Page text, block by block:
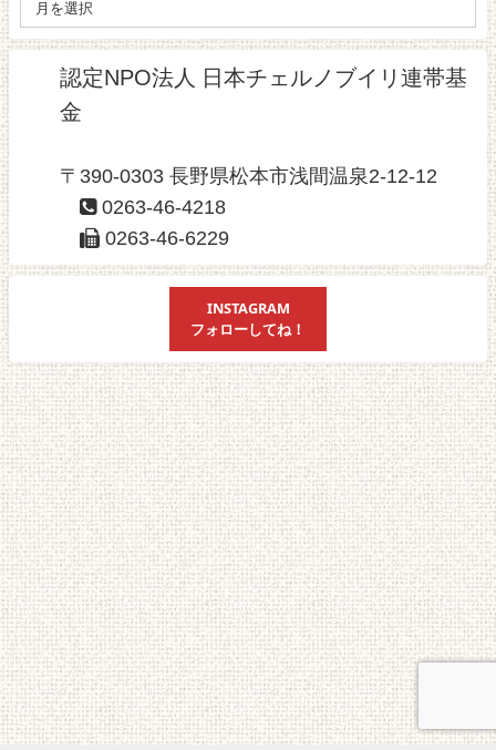
認定NPO法人 日本チェルノブイリ連帯基
金
〒390-0303 長野県松本市浅間温泉2-12-12
0263-46-4218
0263-46-6229
INSTAGRAM
フォローしてね！